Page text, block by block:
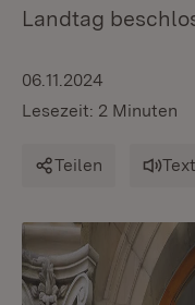
Landtag
06.11.2024
Lesezeit: 2 Minuten
Teilen